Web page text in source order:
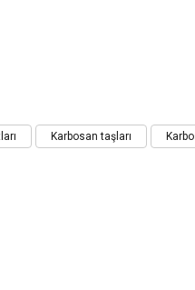
Karbosan taşları